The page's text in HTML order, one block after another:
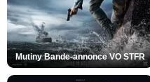
Mutiny Bande-annonce VO STFR